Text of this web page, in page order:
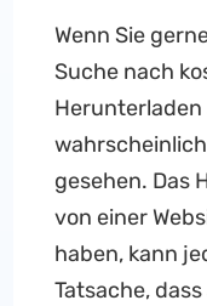
Wenn Sie
Suche nach
Herunterladen
gesehen. Das
von einer
haben, kann
Tatsache,